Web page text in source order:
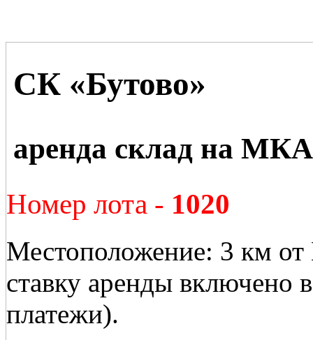
СК «Бутово»
аренда склад на
Номер лота - 1020
Местоположение: 3 км
ставку аренды
платежи).